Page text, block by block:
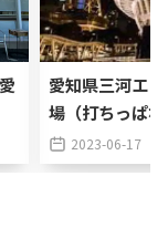
愛知県三河エ
場（打ちっぱ
2023-06-17